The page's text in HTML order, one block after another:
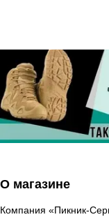
О магазине
Компания «Пикник-